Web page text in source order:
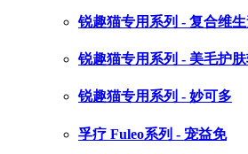
锐趣猫专用系列 - 复合维
锐趣猫专用系列 - 美毛护
锐趣猫专用系列 - 妙可多
孚疗 Fuleo系列 - 宠益免